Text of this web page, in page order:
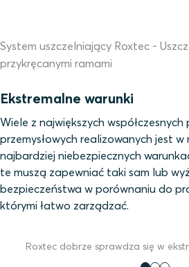
System uszczelniający Roxtec -
przykręcanymi ramami
Ekstremalne warunki
Wiele z największych
przemysłowych realizowanych jest w
najbardziej niebezpiecznych
te muszą zapewniać taki sam lub
bezpieczeństwa w porównaniu do
którymi łatwo zarządzać.
Roxtec dobrze sprawdza się w